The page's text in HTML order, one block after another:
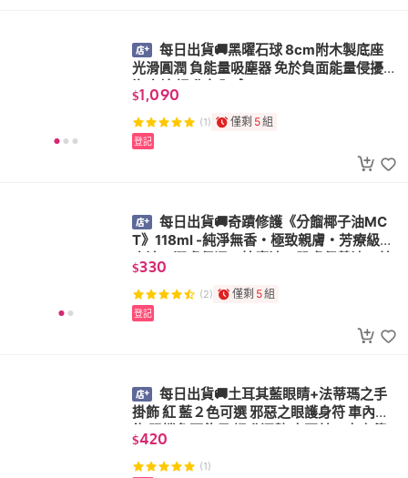
每日出貨🚚黑曜石球 8cm附木製底座
光滑圓潤 負能量吸塵器 免於負面能量侵擾
海底輪 提升安全感
$1,090
(1) 僅剩 5組
登記
每日出貨🚚奇蹟修護《分餾椰子油MC
T》118ml -純淨無香・極致親膚・芳療級基
底油！潤膚保濕、按摩油、肌膚保養油、基
底油
$330
(2) 僅剩 5組
登記
每日出貨🚚土耳其藍眼睛+法蒂瑪之手
掛飾 紅 藍２色可選 邪惡之眼護身符 車內吊
飾 阻擋負面能量 提升運勢 土耳其、中東傳
統文化
$420
(1)